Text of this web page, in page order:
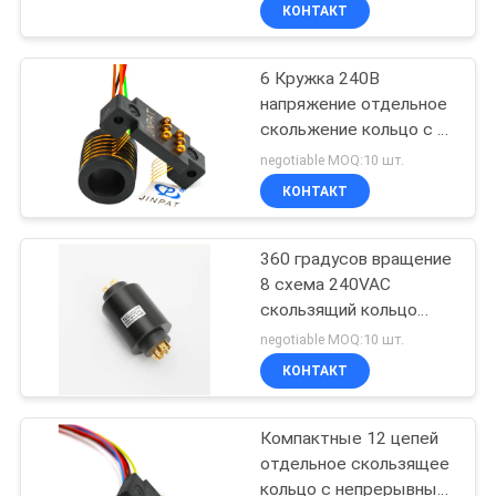
ФАБРИКИ
ПРОВЕРКА
КАЧЕСТВА
СВЯЖИТЕСЬ
СПРОСИТЕ
КАРТА
Кольца
выскальзывания
сигнала
15
Соединение
оптического
волокна роторное
в провод
КОНТАКТ
6 Кружка 240В
напряжение отдельное
скольжение кольцо с 0
~ 300 оборотов в
минуту для
электрического
оборудования
negotiable MOQ:10 шт.
КОНТАКТ
360 градусов вращение
8 схема 240VAC
скользящий кольцо
вращающийся
соединение для
промышленных машин
negotiable MOQ:10 шт.
КОНТАКТ
Компактные 12 цепей
отдельное скользящее
кольцо с непрерывным